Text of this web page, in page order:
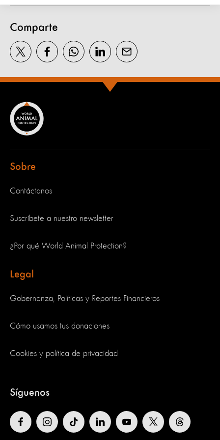
Comparte
Sobre
Contáctanos
Suscríbete a nuestro newsletter
¿Por qué World Animal Protection?
Legal
Gobernanza, Políticas y Reportes Financieros
Cómo usamos tus donaciones
Cookies y política de privacidad
Síguenos